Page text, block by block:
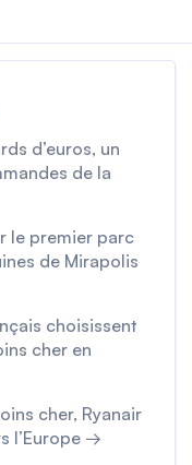
d’euros, un
de la
le premier parc
de Mirapolis
choisissent
cher en
cher, Ryanair
l’Europe →